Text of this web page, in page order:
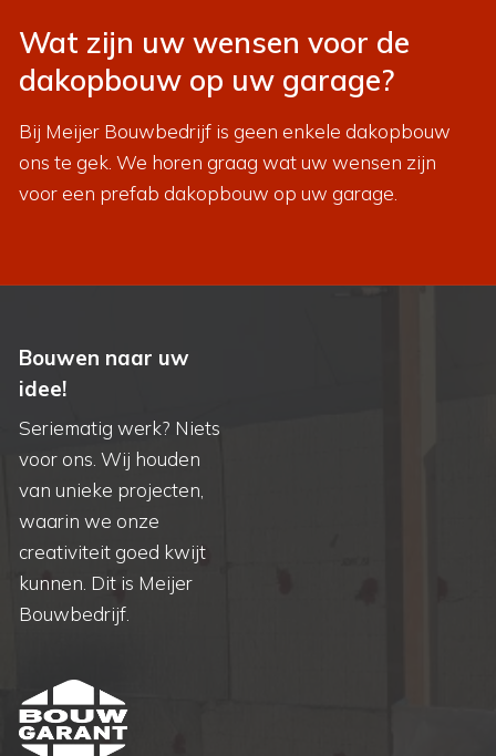
Wat zijn uw wensen voor de
dakopbouw op uw garage?
Bij Meijer Bouwbedrijf is geen enkele dakopbouw
ons te gek. We horen graag wat uw wensen zijn
voor een prefab dakopbouw op uw garage.
Bouwen naar uw
idee!
Seriematig werk? Niets
voor ons. Wij houden
van unieke projecten,
waarin we onze
creativiteit goed kwijt
kunnen. Dit is Meijer
Bouwbedrijf.